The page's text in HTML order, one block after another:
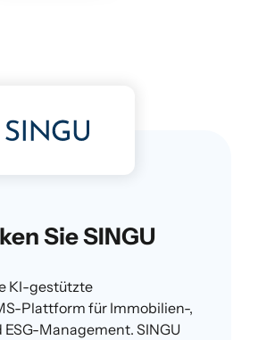
Sie SINGU
KI-gestützte
Plattform für Immobilien-,
Management. SINGU